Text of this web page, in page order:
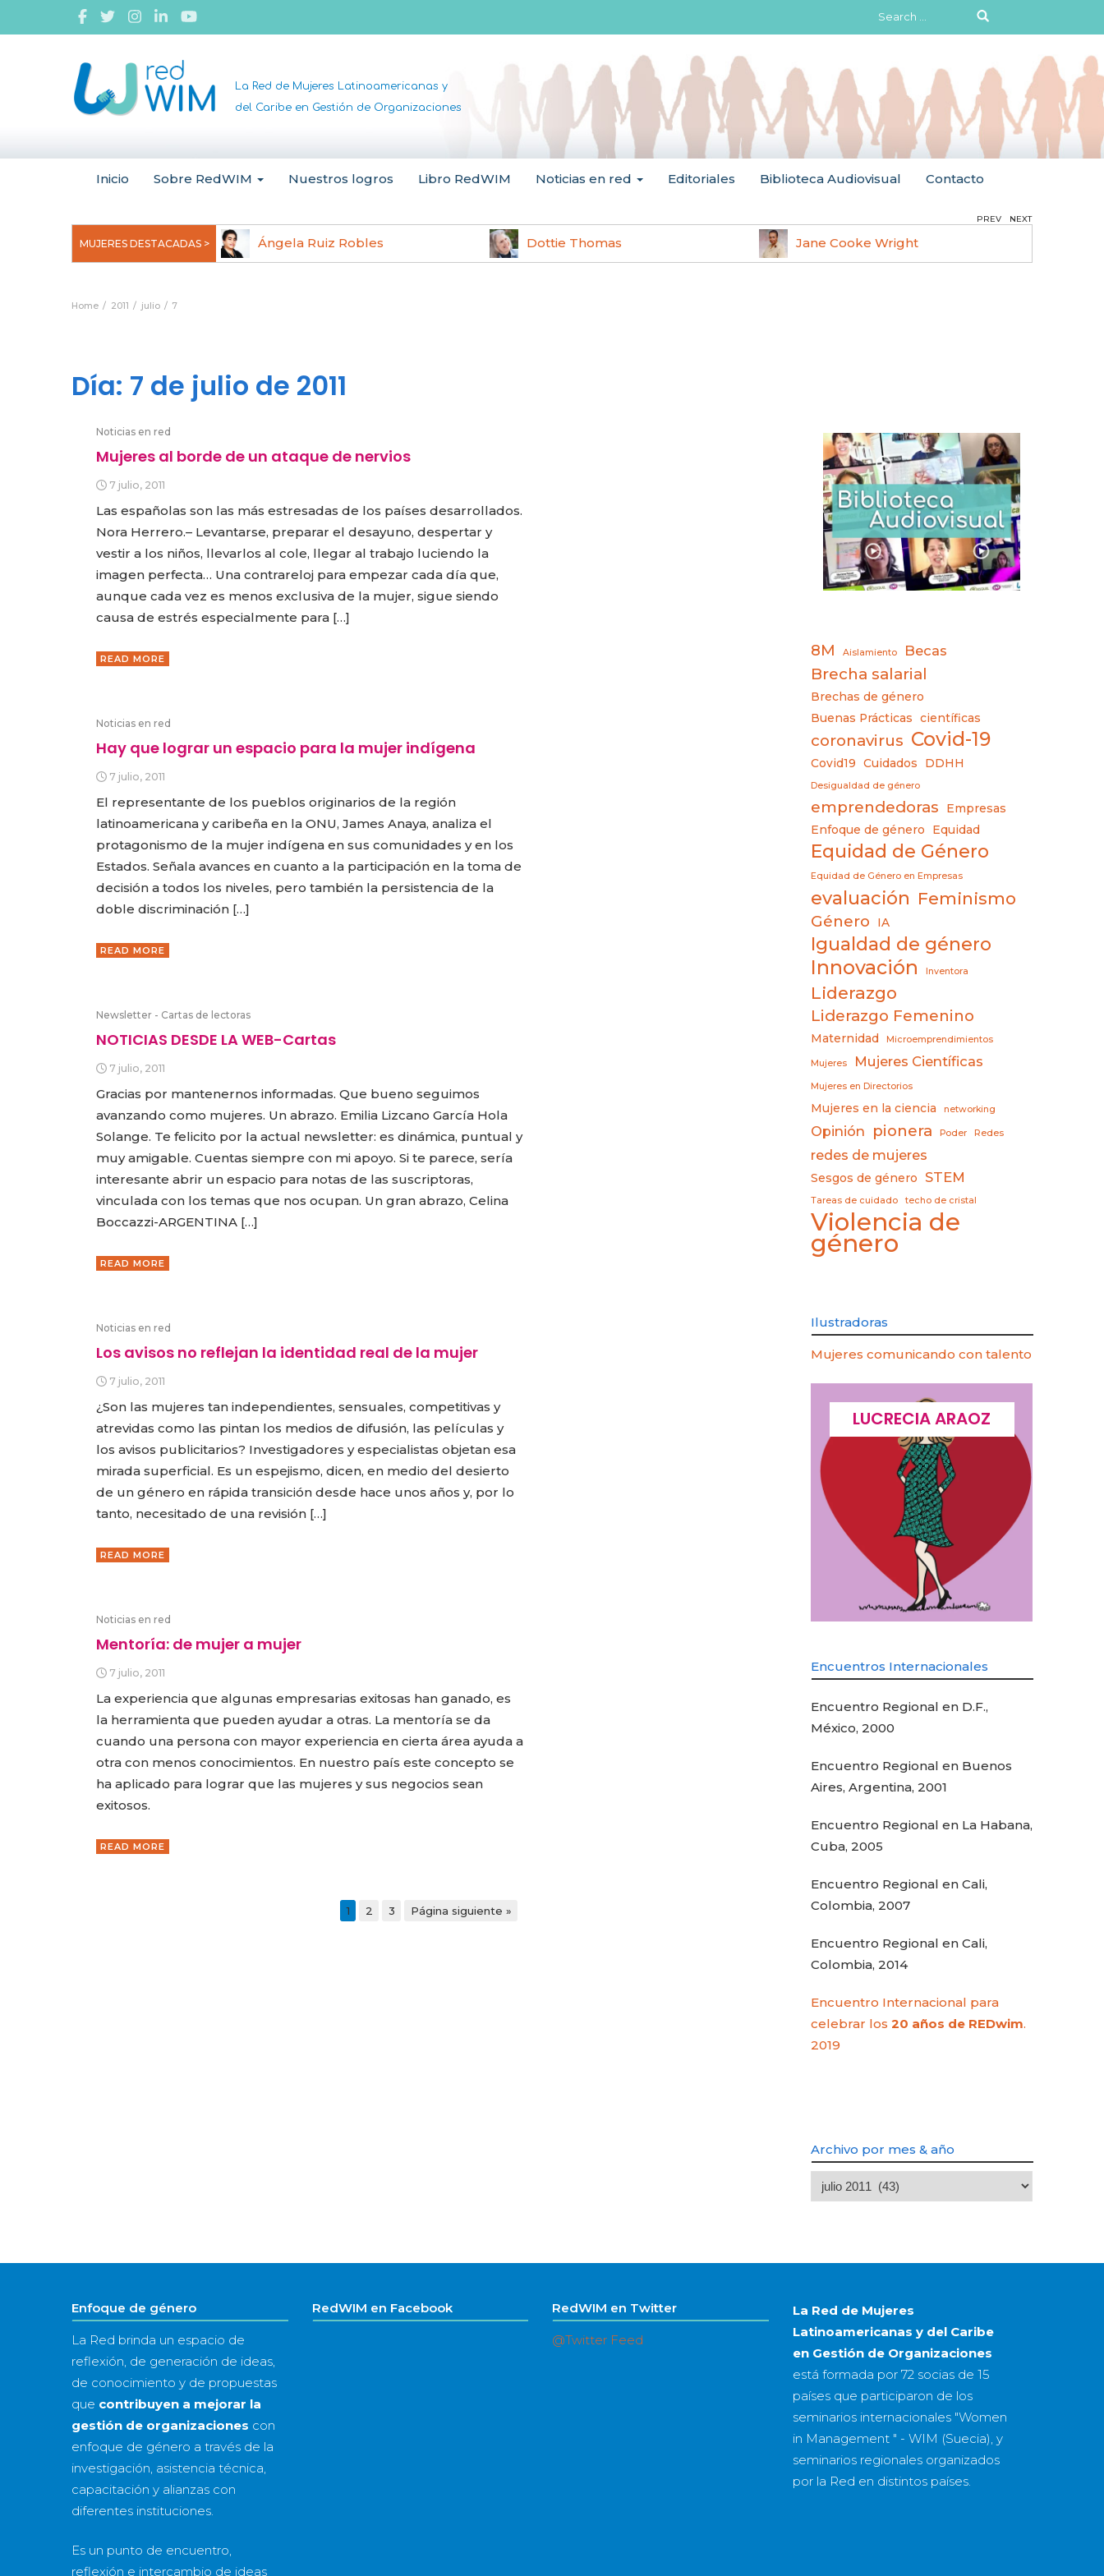
Search
for:
La Red de Mujeres Latinoamericanas y
del Caribe en Gestión de Organizaciones
Inicio Sobre RedWIM Nuestros logros Libro RedWIM Noticias en red Editoriales Biblioteca Audiovisual Contacto
MUJERES DESTACADAS >
Uchegbu, pionera en
Ángela Ruiz Robles Dottie Thomas Jane Cooke Wright
PREV NEXT
Home 2011 julio 7
Día: 7 de julio de 2011
Noticias en red
Mujeres al borde de un ataque de nervios
7 julio, 2011
Las españolas son las más estresadas de los países desarrollados.
Nora Herrero.– Levantarse, preparar el desayuno, despertar y
vestir a los niños, llevarlos al cole, llegar al trabajo luciendo la
imagen perfecta… Una contrareloj para empezar cada día que,
aunque cada vez es menos exclusiva de la mujer, sigue siendo
causa de estrés especialmente para […]
READ MORE
Noticias en red
Hay que lograr un espacio para la mujer indígena
7 julio, 2011
El representante de los pueblos originarios de la región
latinoamericana y caribeña en la ONU, James Anaya, analiza el
protagonismo de la mujer indígena en sus comunidades y en los
Estados. Señala avances en cuanto a la participación en la toma de
decisión a todos los niveles, pero también la persistencia de la
doble discriminación […]
READ MORE
Newsletter - Cartas de lectoras
NOTICIAS DESDE LA WEB-Cartas
7 julio, 2011
Gracias por mantenernos informadas. Que bueno seguimos
avanzando como mujeres. Un abrazo. Emilia Lizcano García Hola
Solange. Te felicito por la actual newsletter: es dinámica, puntual y
muy amigable. Cuentas siempre con mi apoyo. Si te parece, sería
interesante abrir un espacio para notas de las suscriptoras,
vinculada con los temas que nos ocupan. Un gran abrazo, Celina
Boccazzi-ARGENTINA […]
READ MORE
Noticias en red
Los avisos no reflejan la identidad real de la mujer
7 julio, 2011
¿Son las mujeres tan independientes, sensuales, competitivas y
atrevidas como las pintan los medios de difusión, las películas y
los avisos publicitarios? Investigadores y especialistas objetan esa
mirada superficial. Es un espejismo, dicen, en medio del desierto
de un género en rápida transición desde hace unos años y, por lo
tanto, necesitado de una revisión […]
READ MORE
Noticias en red
Mentoría: de mujer a mujer
7 julio, 2011
La experiencia que algunas empresarias exitosas han ganado, es
la herramienta que pueden ayudar a otras. La mentoría se da
cuando una persona con mayor experiencia en cierta área ayuda a
otra con menos conocimientos. En nuestro país este concepto se
ha aplicado para lograr que las mujeres y sus negocios sean
exitosos.
READ MORE
1 2 3 Página siguiente »
8M Aislamiento Becas
Brecha salarial
Brechas de género
Buenas Prácticas
científicas
coronavirus Covid-19
Covid19 Cuidados DDHH
Desigualdad de género
emprendedoras
Empresas
Enfoque de género
Equidad
Equidad de Género
Equidad de Género en Empresas
evaluación Feminismo
Género IA
Igualdad de género
Innovación Inventora
Liderazgo
Liderazgo Femenino
Maternidad Microemprendimientos
Mujeres Mujeres Científicas
Mujeres en Directorios
Mujeres en la ciencia networking
Opinión pionera Poder Redes
redes de mujeres
Sesgos de género STEM
Tareas de cuidado techo de cristal
Violencia de
género
Ilustradoras
Mujeres comunicando con talento
CARLA PILLA LUCRECIA ARAOZ
Encuentros Internacionales
Encuentro Regional en D.F.,
México, 2000
Encuentro Regional en Buenos
Aires, Argentina, 2001
Encuentro Regional en La Habana,
Cuba, 2005
Encuentro Regional en Cali,
Colombia, 2007
Encuentro Regional en Cali,
Colombia, 2014
Encuentro Internacional para
celebrar los 20 años de REDwim.
2019
Archivo por mes & año
Archivo
por
año
Enfoque de género
La Red brinda un espacio de
reflexión, de generación de ideas,
de conocimiento y de propuestas
que contribuyen a mejorar la
gestión de organizaciones con
enfoque de género a través de la
investigación, asistencia técnica,
capacitación y alianzas con
diferentes instituciones.
Es un punto de encuentro,
reflexión e intercambio de ideas
RedWIM en Facebook RedWIM en Twitter
@Twitter Feed
La Red de Mujeres
Latinoamericanas y del Caribe
en Gestión de Organizaciones
está formada por 72 sociasde 15
paísesque participaron de los
seminarios internacionales "Women
in Management " - WIM (Suecia), y
seminarios regionales organizados
por la Red en distintos países.